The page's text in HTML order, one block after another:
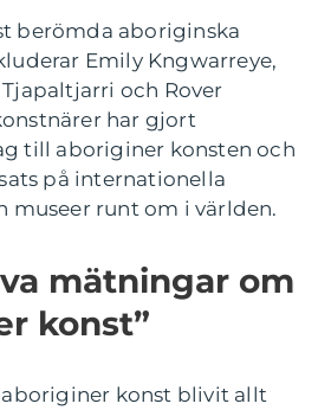
berömda aboriginska
Emily Kngwarreye,
och Rover
har gjort
till aboriginer konsten och
på internationella
museer runt om i världen.
mätningar om
konst”
aboriginer konst blivit allt